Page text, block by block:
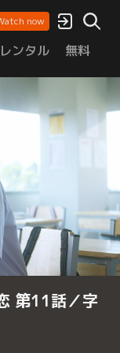
now
レンタル 無料
第11話／字